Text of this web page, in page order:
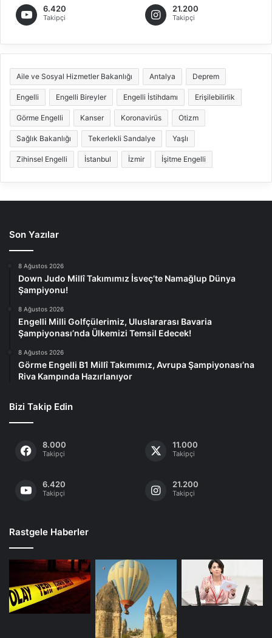
6.420
Takipçi
21.200
Takipçi
Aile ve Sosyal Hizmetler Bakanlığı Antalya Deprem
Engelli Engelli Bireyler Engelli İstihdamı Erişilebilirlik
Görme Engelli Kanser Koronavirüs Otizm
Sağlık Bakanlığı Tekerlekli Sandalye Yaşlı
Zihinsel Engelli İstanbul İzmir İşitme Engelli
Son Yazılar
8 Ağustos 2026
Down Judo Millî Takımımız İsveç’te Namağlup Dünya
Şampiyonu!
8 Ağustos 2026
Engelli Milli Golfçülerimiz, Uluslararası Bavaria
Şampiyonası’nda Ülkemizi Temsil Edecek!
8 Ağustos 2026
Görme Engelli B1 Millî Takımımız, Avrupa Şampiyonası’na
Riva Kampında Hazırlanıyor
Bizi Takip Edin
8.000
Takipçi
11.000
Takipçi
6.420
Takipçi
21.200
Takipçi
Rastgele Haberler